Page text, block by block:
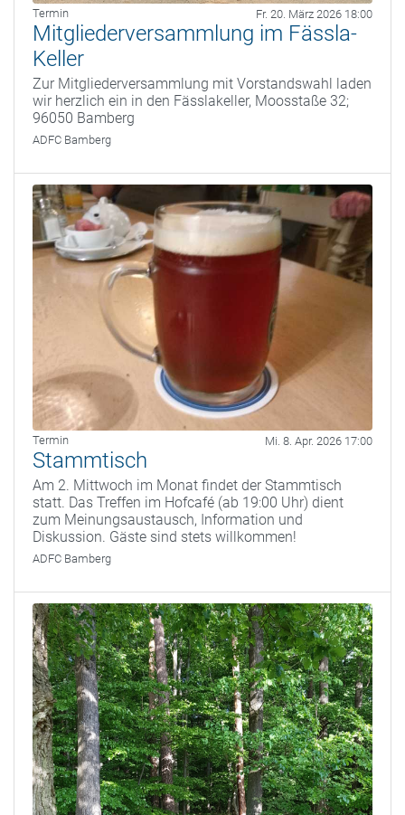
Termin Fr. 20. März 2026 18:00
Mitgliederversammlung im Fässla-
Keller
Zur Mitgliederversammlung mit Vorstandswahl laden
wir herzlich ein in den Fässlakeller, Moosstaße 32;
96050 Bamberg
ADFC Bamberg
Termin Mi. 8. Apr. 2026 17:00
Stammtisch
Am 2. Mittwoch im Monat findet der Stammtisch
statt. Das Treffen im Hofcafé (ab 19:00 Uhr) dient
zum Meinungsaustausch, Information und
Diskussion. Gäste sind stets willkommen!
ADFC Bamberg